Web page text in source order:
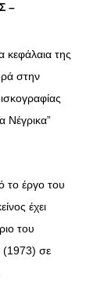
–
κεφάλαια της
στην
Νέγρικα”
το έργο του
έχει
του
(1973) σε